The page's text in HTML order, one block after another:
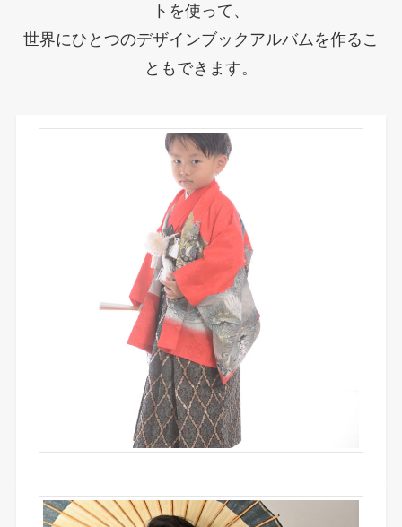
トを使って、
世界にひとつのデザインブックアルバムを作るこ
ともできます。